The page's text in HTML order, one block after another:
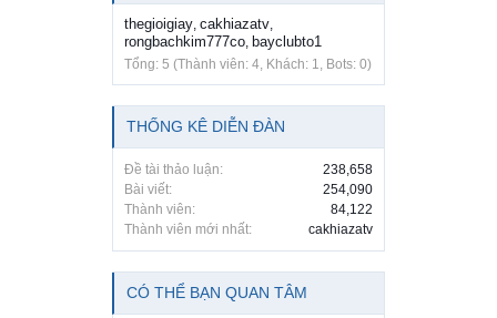
thegioigiay cakhiazatv
rongbachkim777co bayclubto1
Tổng: 5 (Thành viên: 4, Khách: 1, Bots: 0)
THỐNG KÊ DIỄN ĐÀN
Đề tài thảo luận:
238,658
Bài viết:
254,090
Thành viên:
84,122
Thành viên mới nhất:
cakhiazatv
CÓ THỂ BẠN QUAN TÂM